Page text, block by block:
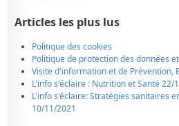
Articles les plus lus
Politique des cookies
Politique de protection des données
Visite d'information et de Prévention,
L'info s'éclaire : Nutrition et Santé 22/
L'info s'éclaire: Stratégies sanitaires
10/11/2021